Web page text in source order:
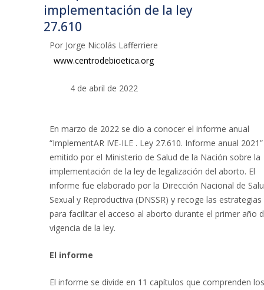
implementación de la ley
27.610
Por Jorge Nicolás Lafferriere
www.centrodebioetica.org
4 de abril de 2022
En marzo de 2022 se dio a conocer el informe anual
“ImplementAR IVE-ILE . Ley 27.610. Informe anual 2021”
emitido por el Ministerio de Salud de la Nación sobre la
implementación de la ley de legalización del aborto. El
informe fue elaborado por la Dirección Nacional de
Sexual y Reproductiva (DNSSR) y recoge las estrategias
para facilitar el acceso al aborto durante el primer año
vigencia de la ley.
El informe
El informe se divide en 11 capítulos que comprenden los